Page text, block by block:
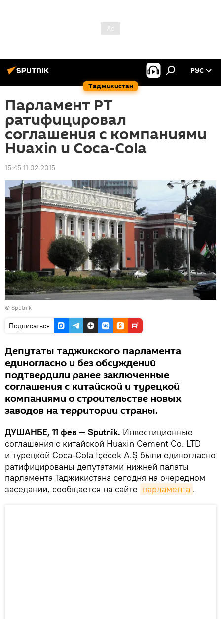
Таджикистан
РУС
Парламент РТ
ратифицировал
соглашения с компаниями
Huaxin и Coca-Cola
15:45 11.02.2015
© Sputnik
Подписаться
Депутаты таджикского парламента
единогласно и без обсуждений
подтвердили ранее заключенные
соглашения с китайской и турецкой
компаниями о строительстве новых
заводов на территории страны.
ДУШАНБЕ, 11 фев — Sputnik. Инвестиционные
соглашения с китайской Huaxin Cement Co. LTD
и турецкой Coca-Cola İçecek A.Ş были единогласно
ратифицированы депутатами нижней палаты
парламента Таджикистана сегодня на очередном
заседании, сообщается на сайте парламента .